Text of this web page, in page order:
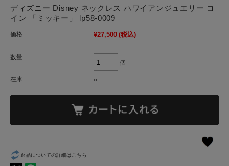
ディズニー Disney ネックレス ハワイアンジュエリー コ
イン 「ミッキー」 lp58-0009
価格: ¥27,500 (税込)
数量:
個
在庫: ○
返品についての詳細はこちら